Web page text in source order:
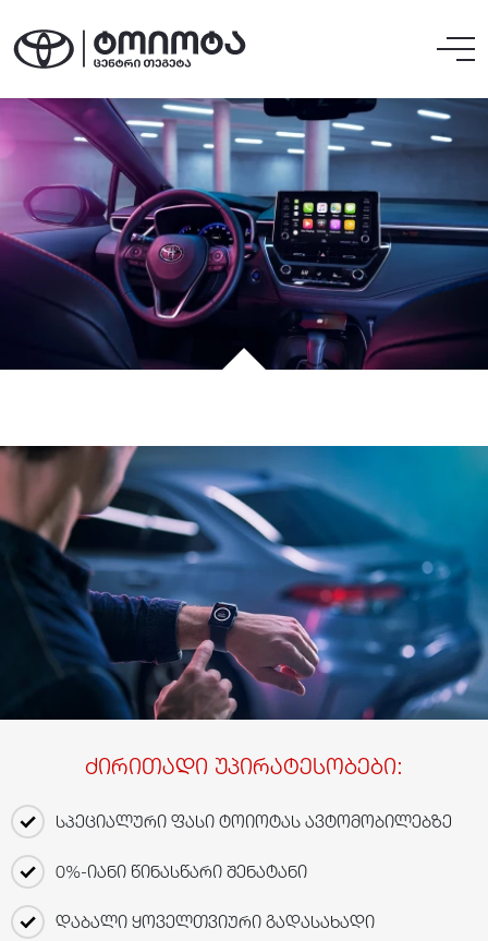
ძირითადი უპირატესობები:
სპეციალური ფასი ტოიოტას ავტომობილებზე
0%-იანი წინასწარი შენატანი
დაბალი ყოველთვიური გადასახადი